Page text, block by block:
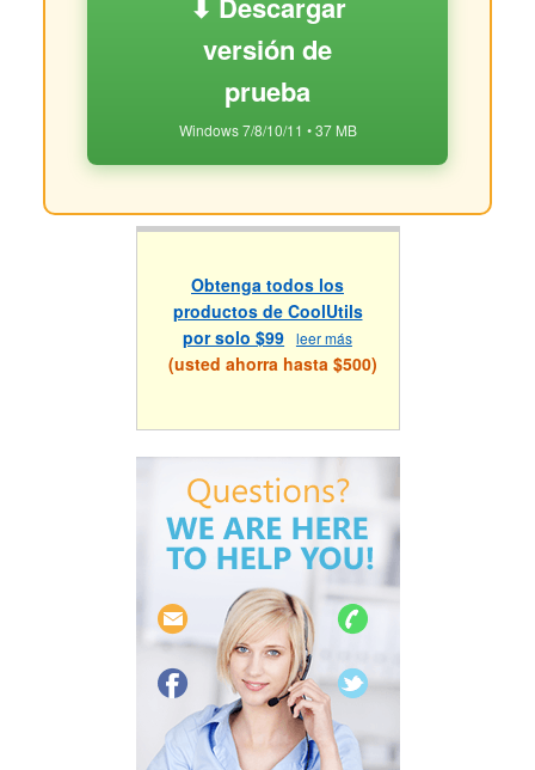
versión de
prueba
Windows 7/8/10/11 • 37 MB
Obtenga todos los
productos de CoolUtils
por solo $99 leer más
(usted ahorra hasta $500)